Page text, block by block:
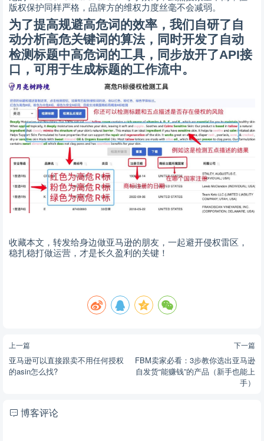
版权保护同样严格，品牌方的维权力度丝毫不会减弱。
为了提高规避高危词的效率，我们自研了自
动分析高危关键词的算法，同时开发了自动
检测标题中高危词的工具，同步放开了API接
口，可用于生成标题的工作流中。
收藏本文，转发给身边做亚马逊的朋友，一起避开侵权雷区，
稳扎稳打做运营，才是长久盈利的关键！
上一篇
亚马逊可以直接跟卖不用任何授权
的asin怎么找?
下一篇
FBM卖家必看：3步教你选出亚马逊
自发货“能赚钱”的产品（新手也能上
手）
博客评论